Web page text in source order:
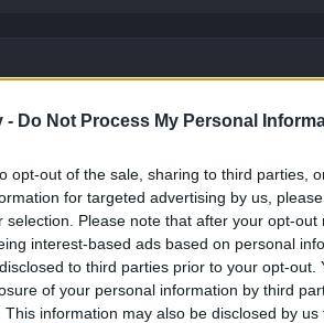
- Do Not Process My Personal
opt-out of the sale, sharing to third parties,
for targeted advertising by us,
selection. Please note that after your opt-
interest-based ads based on personal
to third parties prior to your opt-
of your personal information by third
This information may also be disclosed by
hätte ich mir die Mühge sparen können,
meine Meinung. Und ich finde meine
kannst!
Argumente vorzutragen, oft als sehr